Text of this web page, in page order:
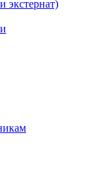
экстернат)